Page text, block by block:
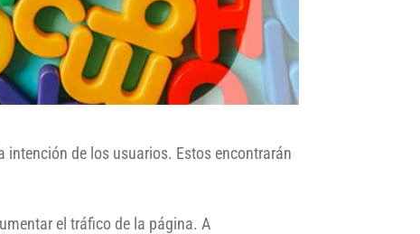
intención de los usuarios. Estos encontrarán
el tráfico de la página. A